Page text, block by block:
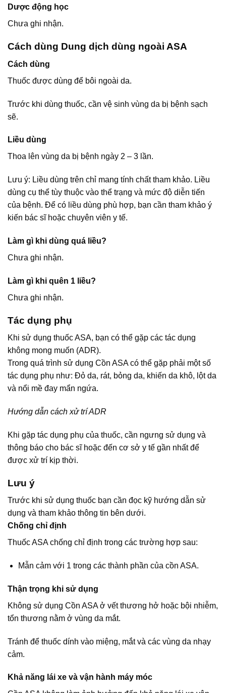
Dược động học
Chưa ghi nhận.
Cách dùng Dung dịch dùng ngoài ASA
Cách dùng
Thuốc được dùng để bôi ngoài da.
Trước khi dùng thuốc, cần vệ sinh vùng da bị bệnh sạch
sẽ.
Liều dùng
Thoa lên vùng da bị bệnh ngày 2 – 3 lần.
Lưu ý: Liều dùng trên chỉ mang tính chất tham khảo. Liều
dùng cụ thể tùy thuộc vào thể trạng và mức độ diễn tiến
của bệnh. Để có liều dùng phù hợp, bạn cần tham khảo ý
kiến bác sĩ hoặc chuyên viên y tế.
Làm gì khi dùng quá liều?
Chưa ghi nhận.
Làm gì khi quên 1 liều?
Chưa ghi nhận.
Tác dụng phụ
Khi sử dụng thuốc ASA, bạn có thể gặp các tác dụng
không mong muốn (ADR).
Trong quá trình sử dụng Cồn ASA có thể gặp phải một số
tác dụng phụ như: Đỏ da, rát, bỏng da, khiến da khô, lột da
và nổi mề đay mẩn ngứa.
Hướng dẫn cách xử trí ADR
Khi gặp tác dụng phụ của thuốc, cần ngưng sử dụng và
thông báo cho bác sĩ hoặc đến cơ sở y tế gần nhất để
được xử trí kịp thời.
Lưu ý
Trước khi sử dụng thuốc bạn cần đọc kỹ hướng dẫn sử
dụng và tham khảo thông tin bên dưới.
Chống chỉ định
Thuốc ASA chống chỉ định trong các trường hợp sau:
Mẫn cảm với 1 trong các thành phần của cồn ASA.
Thận trọng khi sử dụng
Không sử dụng Cồn ASA ở vết thương hở hoặc bội nhiễm,
tổn thương nằm ở vùng da mắt.
Tránh để thuốc dính vào miệng, mắt và các vùng da nhạy
cảm.
Khả năng lái xe và vận hành máy móc